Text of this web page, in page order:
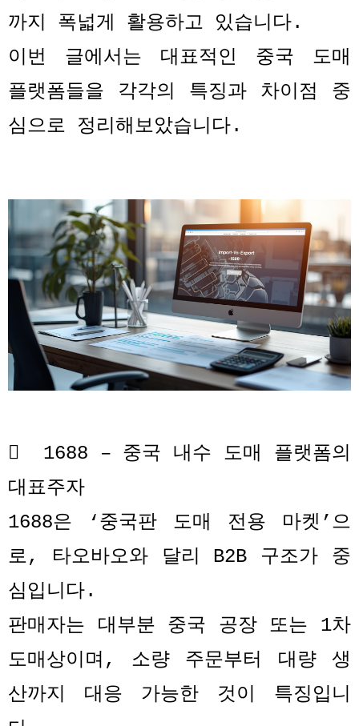
까지 폭넓게 활용하고 있습니다.
이번 글에서는 대표적인 중국 도매
플랫폼들을 각각의 특징과 차이점 중
심으로 정리해보았습니다.
 1688 – 중국 내수 도매 플랫폼의
대표주자
1688은 ‘중국판 도매 전용 마켓 ’으
로, 타오바오와 달리 B2B 구조가 중
심입니다.
판매자는 대부분 중국 공장 또는 1차
도매상이며 , 소량 주문부터 대량 생
산까지 대응 가능한 것이 특징입니